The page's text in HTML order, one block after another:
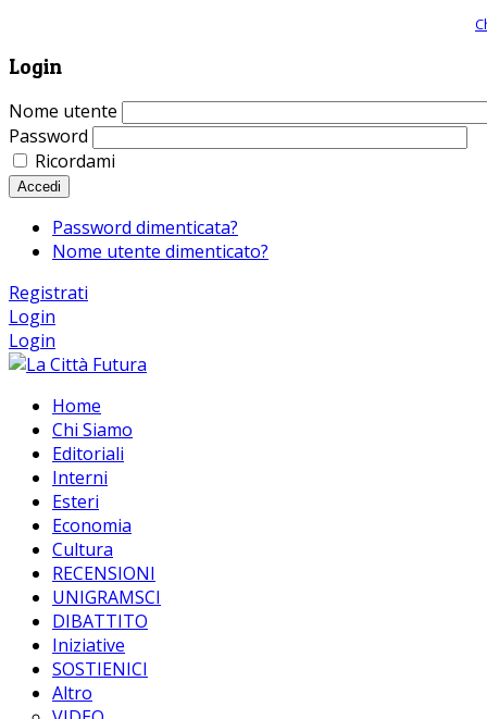
Login
Nome utente
Password
Ricordami
Accedi
Password dimenticata?
Nome utente dimenticato?
Registrati
Login
Login
Home
Chi Siamo
Editoriali
Interni
Esteri
Economia
Cultura
RECENSIONI
UNIGRAMSCI
DIBATTITO
Iniziative
SOSTIENICI
Altro